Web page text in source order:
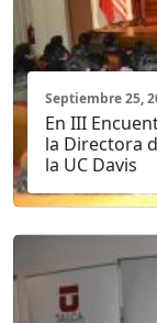
Septiembre 25,
En III
la Directora
la UC Davis